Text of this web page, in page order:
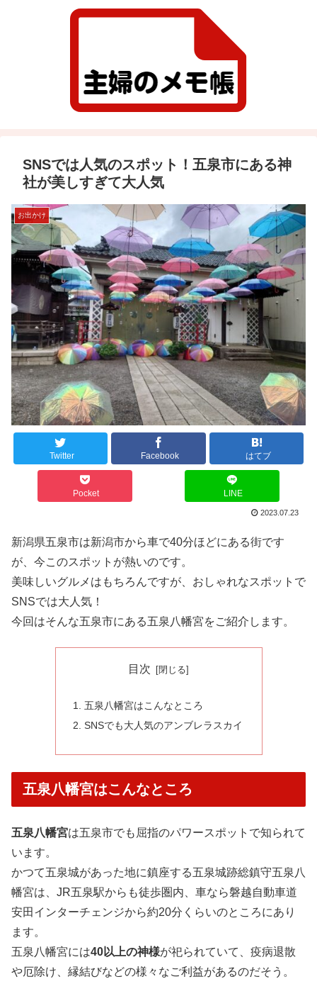
SNSでは人気のスポット！五泉市にある神
社が美しすぎて大人気
お出かけ
Twitter Facebook はてブ
Pocket LINE
2023.07.23
新潟県五泉市は新潟市から車で40分ほどにある街です
が、今このスポットが熱いのです。
美味しいグルメはもちろんですが、おしゃれなスポットで
SNSでは大人気！
今回はそんな五泉市にある五泉八幡宮をご紹介します。
目次
五泉八幡宮はこんなところ
SNSでも大人気のアンブレラスカイ
五泉八幡宮はこんなところ
五泉八幡宮は五泉市でも屈指のパワースポットで知られて
います。
かつて五泉城があった地に鎮座する五泉城跡総鎮守五泉八
幡宮は、JR五泉駅からも徒歩圏内、車なら磐越自動車道
安田インターチェンジから約20分くらいのところにあり
ます。
五泉八幡宮には40以上の神様が祀られていて、疫病退散
や厄除け、縁結びなどの様々なご利益があるのだそう。